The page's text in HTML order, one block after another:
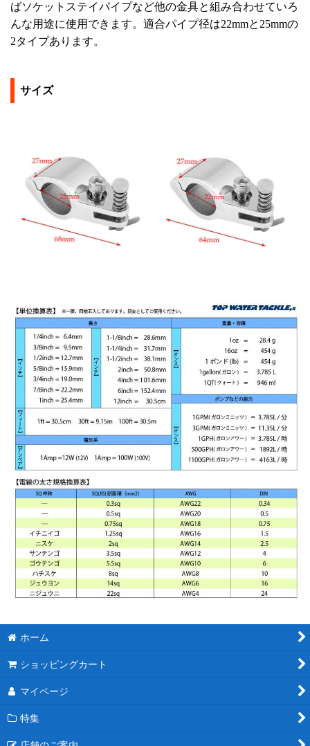
ばソケットステイパイプなど他の金具と組み合わせていろ
んな用途に使用できます。適合パイプ径は22mmと25mmの
2タイプあります。
サイズ
ホーム
ショッピングカート
マイページ
特集